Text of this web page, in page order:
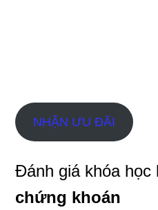
NHẬN ƯU ĐÃI
Đánh giá khóa học
chứng khoán